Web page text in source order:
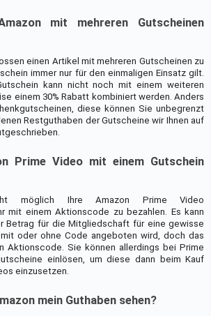
mit mehreren Gutscheinen
einen Artikel mit mehreren Gutscheinen zu
immer nur für den einmaligen Einsatz gilt.
kann nicht noch mit einem weiteren
einem 30% Rabatt kombiniert werden. Anders
diese können Sie unbegrenzt
Restguthaben der Gutscheine wir Ihnen auf
Prime Video mit einem Gutschein
möglich Ihre Amazon Prime Video
mit einem Aktionscode zu bezahlen. Es kann
Betrag für die Mitgliedschaft für eine gewisse
oder ohne Code angeboten wird, doch das
Aktionscode. Sie können allerdings bei Prime
einlösen, um diese dann beim Kauf
einzusetzen.
mein Guthaben sehen?